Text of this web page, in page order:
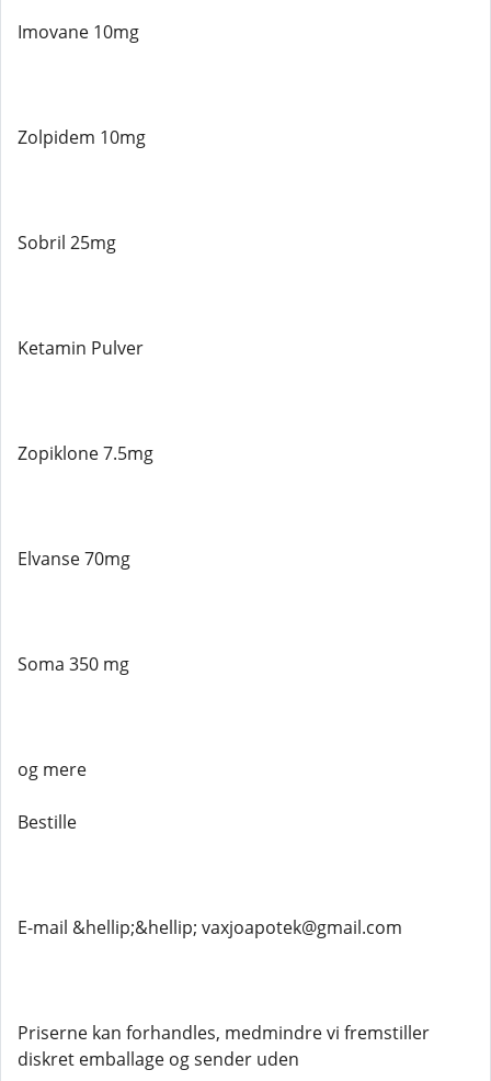
Imovane 10mg
Zolpidem 10mg
Sobril 25mg
Ketamin Pulver
Zopiklone 7.5mg
Elvanse 70mg
Soma 350 mg
og mere
Bestille
E-mail &hellip;&hellip; vaxjoapotek@gmail.com
Priserne kan forhandles, medmindre vi fremstiller
diskret emballage og sender uden